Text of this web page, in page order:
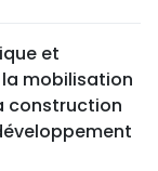
et
mobilisation
construction